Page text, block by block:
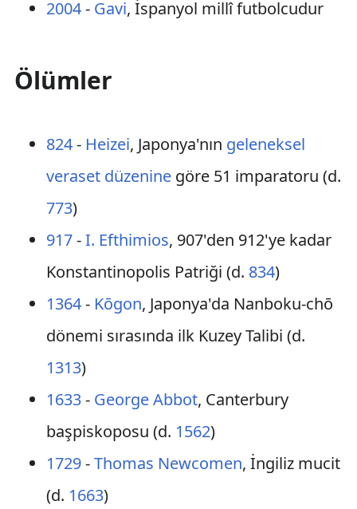
2004- Gavi, İspanyol millî futbolcudur
Ölümler
824- Heizei, Japonya'nın geleneksel
veraset düzeninegöre 51 imparatoru (d.
773)
917-I. Efthimios, 907'den 912'ye kadar
Konstantinopolis Patriği (d. 834)
1364- Kōgon, Japonya'da Nanboku-chō
dönemi sırasında ilk Kuzey Talibi (d.
1313)
1633- George Abbot, Canterbury
başpiskoposu (d. 1562)
1729-Thomas Newcomen, İngiliz mucit
(d. 1663)